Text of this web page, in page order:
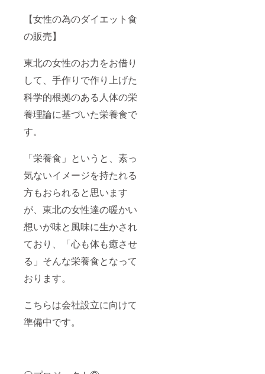
【女性の為のダイエット食
の販売】
東北の女性のお力をお借り
して、手作りで作り上げた
科学的根拠のある人体の栄
養理論に基づいた栄養食で
す。
「栄養食」というと、素っ
気ないイメージを持たれる
方もおられると思います
が、東北の女性達の暖かい
想いが味と風味に生かされ
ており、「心も体も癒させ
る」そんな栄養食となって
おります。
こちらは会社設立に向けて
準備中です。